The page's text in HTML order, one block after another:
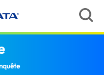
(Senegal)